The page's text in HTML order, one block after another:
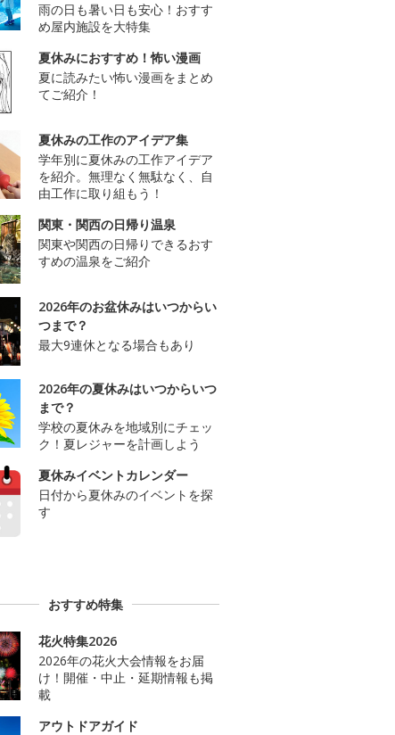
雨の日も暑い日も安心！おすす
め屋内施設を大特集
夏休みにおすすめ！怖い漫画
夏に読みたい怖い漫画をまとめ
てご紹介！
夏休みの工作のアイデア集
学年別に夏休みの工作アイデア
を紹介。無理なく無駄なく、自
由工作に取り組もう！
関東・関西の日帰り温泉
関東や関西の日帰りできるおす
すめの温泉をご紹介
2026年のお盆休みはいつからい
つまで？
最大9連休となる場合もあり
2026年の夏休みはいつからいつ
まで？
学校の夏休みを地域別にチェッ
ク！夏レジャーを計画しよう
夏休みイベントカレンダー
日付から夏休みのイベントを探
す
おすすめ特集
花火特集2026
2026年の花火大会情報をお届
け！開催・中止・延期情報も掲
載
アウトドアガイド